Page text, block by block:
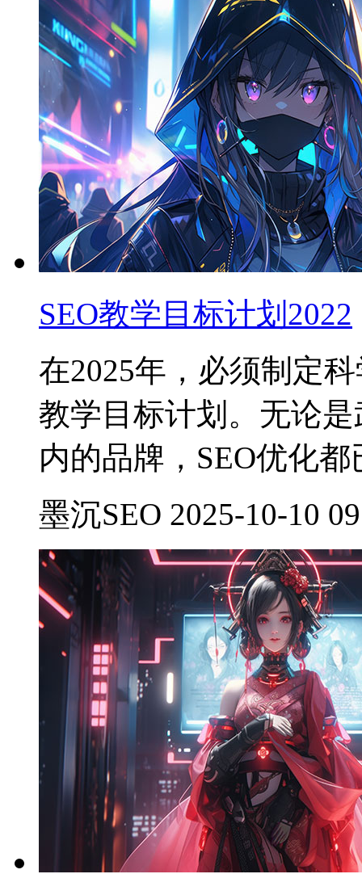
SEO教学目标计划2022
在2025年，必须制定
教学目标计划。无论
内的品牌，SEO优化
墨沉SEO 2025-10-10